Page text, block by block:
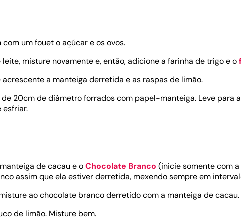
um fouet o açúcar e os ovos.
misture novamente e, então, adicione a farinha de trigo e o
a manteiga derretida e as raspas de limão.
de 20cm de diâmetro forrados com papel-manteiga. Leve para
esfriar.
de cacau e oChocolate Branco (inicie somente com
assim que ela estiver derretida, mexendo sempre em
ao chocolate branco derretido com a manteiga de cacau.
de limão. Misture bem.